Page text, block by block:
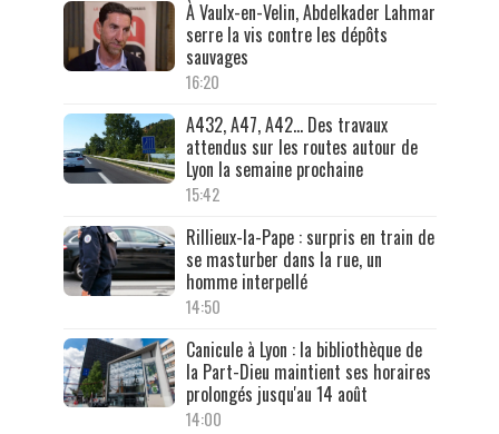
À Vaulx-en-Velin, Abdelkader Lahmar
serre la vis contre les dépôts
sauvages
16:20
A432, A47, A42… Des travaux
attendus sur les routes autour de
Lyon la semaine prochaine
15:42
Rillieux-la-Pape : surpris en train de
se masturber dans la rue, un
homme interpellé
14:50
Canicule à Lyon : la bibliothèque de
la Part-Dieu maintient ses horaires
prolongés jusqu'au 14 août
14:00